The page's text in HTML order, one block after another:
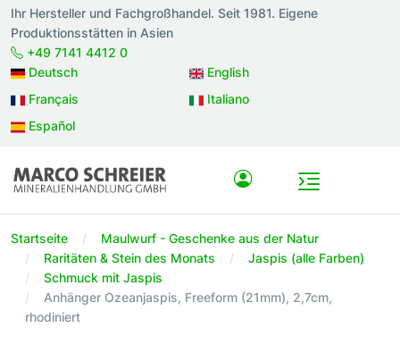
Ihr Hersteller und Fachgroßhandel. Seit 1981. Eigene
Produktionsstätten in Asien
+49 7141 4412 0
Deutsch
English
Français
Italiano
Español
Startseite
Maulwurf - Geschenke aus der Natur
Raritäten & Stein des Monats
Jaspis (alle Farben)
Schmuck mit Jaspis
Anhänger Ozeanjaspis, Freeform (21mm), 2,7cm,
rhodiniert